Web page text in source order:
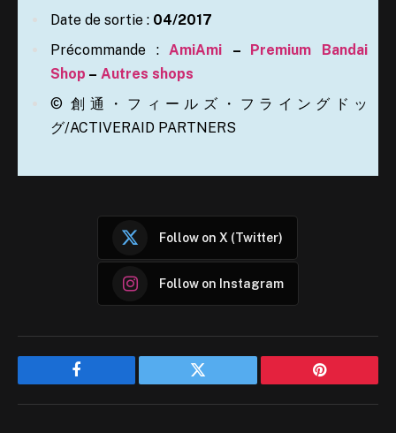
Date de sortie : 04/2017
Précommande :AmiAmi –
Premium Bandai
Shop – Autres shops
© 創通・フィールズ・フライングドッ
グ/ACTIVERAID PARTNERS
Follow on X (Twitter)
Follow on Instagram
Facebook Twitter Pinterest